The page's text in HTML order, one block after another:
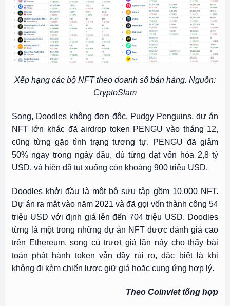
Xếp hạng các bộ NFT theo doanh số bán hàng. Nguồn:
CryptoSlam
Song, Doodles không đơn độc. Pudgy Penguins, dự án
NFT lớn khác đã airdrop token PENGU vào tháng 12,
cũng từng gặp tình trạng tương tự. PENGU đã giảm
50% ngay trong ngày đầu, dù từng đạt vốn hóa 2,8 tỷ
USD, và hiện đã tụt xuống còn khoảng 900 triệu USD.
Doodles khởi đầu là một bộ sưu tập gồm 10.000 NFT.
Dự án ra mắt vào năm 2021 và đã gọi vốn thành công 54
triệu USD với định giá lên đến 704 triệu USD. Doodles
từng là một trong những dự án NFT được đánh giá cao
trên Ethereum, song cú trượt giá lần này cho thấy bài
toán phát hành token vẫn đầy rủi ro, đặc biệt là khi
không đi kèm chiến lược giữ giá hoặc cung ứng hợp lý.
Theo Coinviet tổng hợp